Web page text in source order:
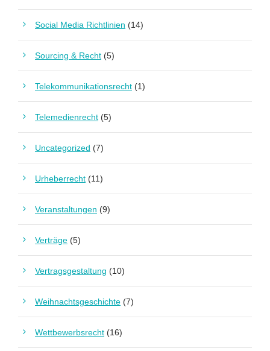
Social Media Richtlinien (14)
Sourcing & Recht (5)
Telekommunikationsrecht (1)
Telemedienrecht (5)
Uncategorized (7)
Urheberrecht (11)
Veranstaltungen (9)
Verträge (5)
Vertragsgestaltung (10)
Weihnachtsgeschichte (7)
Wettbewerbsrecht (16)